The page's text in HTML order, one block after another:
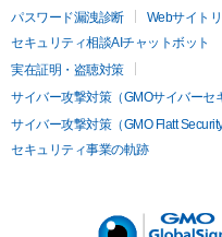
パスワード漏洩診断
Webサイト
セキュリティ相談AIチャットボット
実在証明・盗聴対策
サイバー攻撃対策（GMOサイバーセ
サイバー攻撃対策（GMO Flatt Security
セキュリティ事業の軌跡